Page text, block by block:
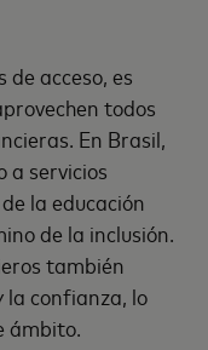
acceso, es
todos
En Brasil,
a servicios
la educación
de la inclusión.
también
confianza, lo
ámbito.